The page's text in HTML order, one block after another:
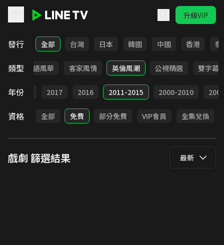
升級VIP
LINE TV - 戲劇
發行 全部 台灣 日本 韓國 中國 香港 泰
類型
俠 台語風華 客家風情 英倫風潮 公視精選 雙字幕
年份
2018 2017 2016 2011-2015 2000-2010
資格 全部 免費 部分免費 VIP會員 全集兌換
戲劇 篩選結果 最新